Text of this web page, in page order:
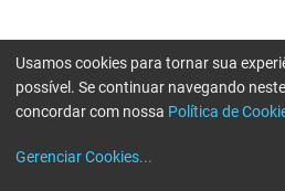
Usamos cookies para tornar sua
possível. Se continuar navegando
concordar com nossa Política de
Gerenciar Cookies...
Erro ao enviar informações, por